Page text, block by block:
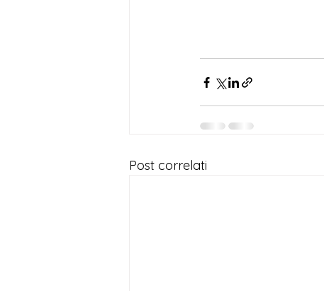
Post correlati